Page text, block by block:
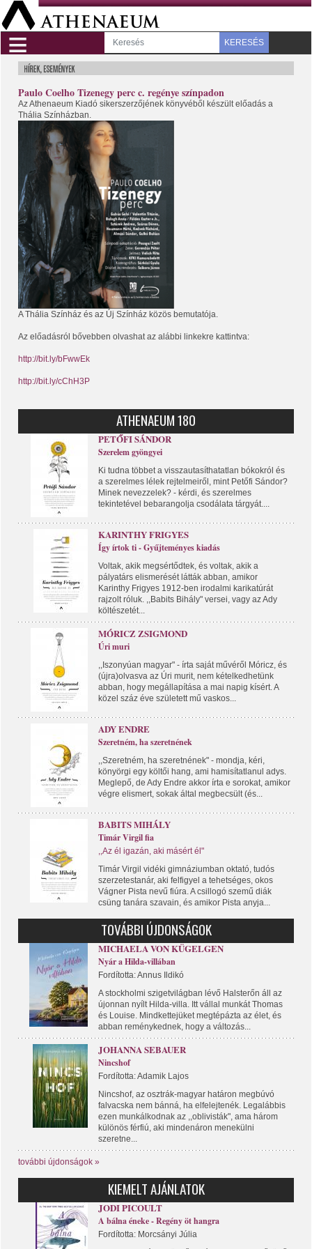
≡ KERESÉS
Paulo Coelho Tizenegy perc c. regénye színpadon
Az Athenaeum Kiadó sikerszerzőjének könyvéből készült előadás a
Thália Színházban.
A Thália Színház és az Új Színház közös bemutatója.
Az előadásról bővebben olvashat az alábbi linkekre kattintva:
http://bit.ly/bFwwEk
http://bit.ly/cChH3P
ATHENAEUM 180
PETŐFI SÁNDOR
Szerelem gyöngyei
Ki tudna többet a visszautasíthatatlan bókokról és
a szerelmes lélek rejtelmeiről, mint Petőfi Sándor?
Minek nevezzelek? - kérdi, és szerelmes
tekintetével bebarangolja csodálata tárgyát....
KARINTHY FRIGYES
Így írtok ti - Gyűjteményes kiadás
Voltak, akik megsértődtek, és voltak, akik a
pályatárs elismerését látták abban, amikor
Karinthy Frigyes 1912-ben irodalmi karikatúrát
rajzolt róluk. ,,Babits Bihály" versei, vagy az Ady
költészetét...
MÓRICZ ZSIGMOND
Úri muri
,,Iszonyúan magyar" - írta saját művéről Móricz, és
(újra)olvasva az Úri murit, nem kételkedhetünk
abban, hogy megállapítása a mai napig kísért. A
közel száz éve született mű vaskos...
ADY ENDRE
Szeretném, ha szeretnének
,,Szeretném, ha szeretnének" - mondja, kéri,
könyörgi egy költői hang, ami hamisítatlanul adys.
Meglepő, de Ady Endre akkor írta e sorokat, amikor
végre elismert, sokak által megbecsült (és...
BABITS MIHÁLY
Timár Virgil fia
,,Az él igazán, aki másért él"
Timár Virgil vidéki gimnáziumban oktató, tudós
szerzetestanár, aki felfigyel a tehetséges, okos
Vágner Pista nevű fiúra. A csillogó szemű diák
csüng tanára szavain, és amikor Pista anyja...
TOVÁBBI ÚJDONSÁGOK
MICHAELA VON KÜGELGEN
Nyár a Hilda-villában
Fordította: Annus Ildikó
A stockholmi szigetvilágban lévő Halsterőn áll az
újonnan nyílt Hilda-villa. Itt vállal munkát Thomas
és Louise. Mindkettejüket megtépázta az élet, és
abban reménykednek, hogy a változás...
JOHANNA SEBAUER
Nincshof
Fordította: Adamik Lajos
Nincshof, az osztrák-magyar határon megbúvó
falvacska nem bánná, ha elfelejtenék. Legalábbis
ezen munkálkodnak az ,,oblivisták", ama három
különös férfiú, aki mindenáron menekülni
szeretne...
további újdonságok »
KIEMELT AJÁNLATOK
JODI PICOULT
A bálna éneke - Regény öt hangra
Fordította: Morcsányi Júlia